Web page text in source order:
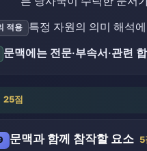
적용 특정 자원의 의미 해석
문맥에는 전문·부속서·관련
25점
문맥과 함께 참작할 요소 5